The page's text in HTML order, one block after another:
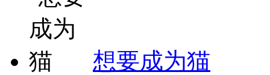
想要成为猫